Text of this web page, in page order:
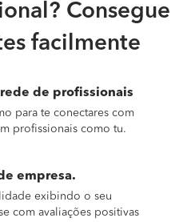
Consegue
facilmente
de profissionais
para te conectares com
profissionais como tu.
empresa.
exibindo o seu
com avaliações positivas